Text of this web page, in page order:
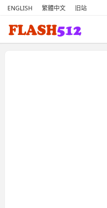
ENGLISH 繁體中文 旧站